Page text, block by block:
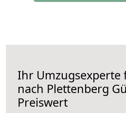
Ihr Umzugsexperte
nach Plettenberg
Preiswert